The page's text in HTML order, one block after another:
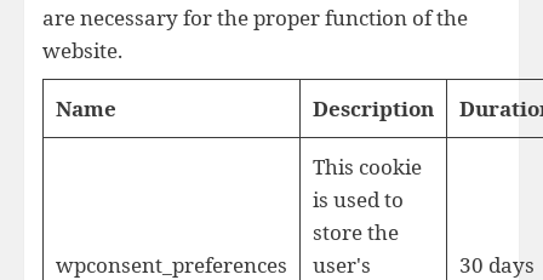
are necessary for the proper function of the
website.
Name Description
wpconsent_preferences
This cookie
is used to
store the
user's
30 days